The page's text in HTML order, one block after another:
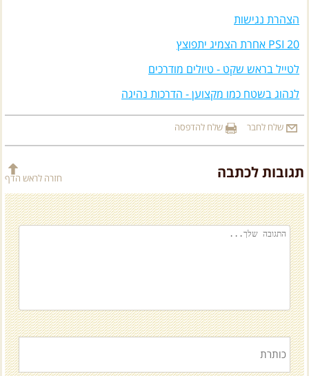
הצהרת נגישות
20 PSI אחרת הצמיג יתפוצץ
לטייל בראש שקט - טיולים מודרכים
לנהוג בשטח כמו מקצוען - הדרכות נהיגה
שלח לחבר שלח להדפסה
תגובות לכתבה חזרה לראש הדף